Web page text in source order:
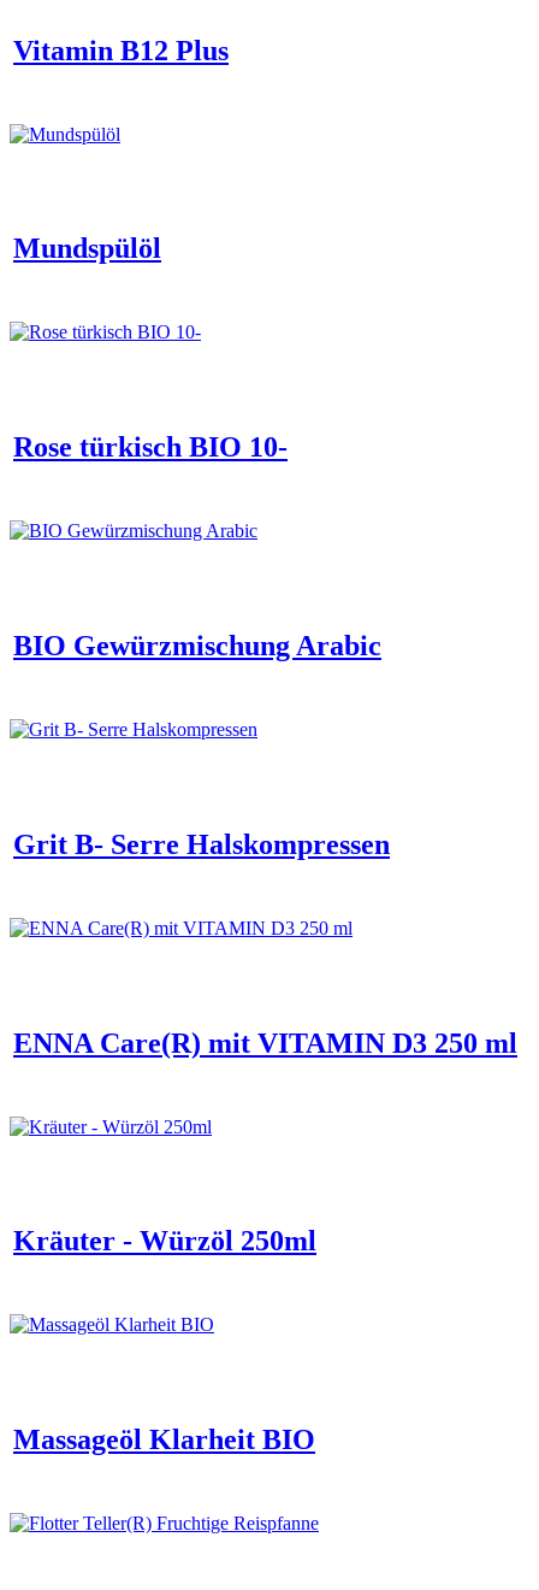
Vitamin B12 Plus
Mundspülöl
Rose türkisch BIO 10-
BIO Gewürzmischung Arabic
Grit B- Serre Halskompressen
ENNA Care(R) mit VITAMIN D3 250 ml
Kräuter - Würzöl 250ml
Massageöl Klarheit BIO